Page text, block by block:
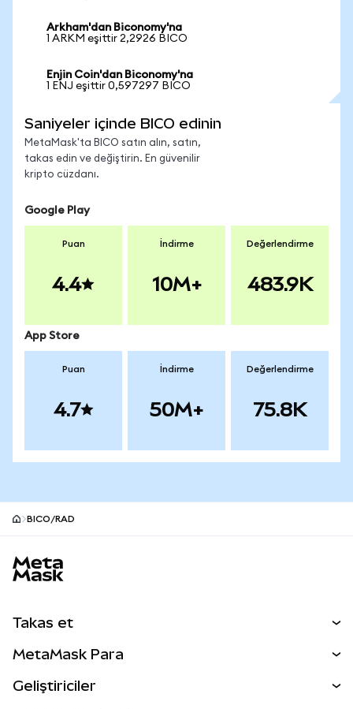
Arkham'dan Biconomy'na
1 ARKM eşittir 2,2926 BICO
Enjin Coin'dan Biconomy'na
1 ENJ eşittir 0,597297 BICO
Saniyeler içinde BICO edinin
MetaMask'ta BICO satın alın, satın,
takas edin ve değiştirin. En güvenilir
kripto cüzdanı.
Google Play
Puan
4.4
İndirme
10M+
Değerlendirme
483.9K
App Store
Puan
4.7
İndirme
50M+
Değerlendirme
75.8K
BICO/RAD
Takas et
Perps
MetaMask Para
Geliştiriciler